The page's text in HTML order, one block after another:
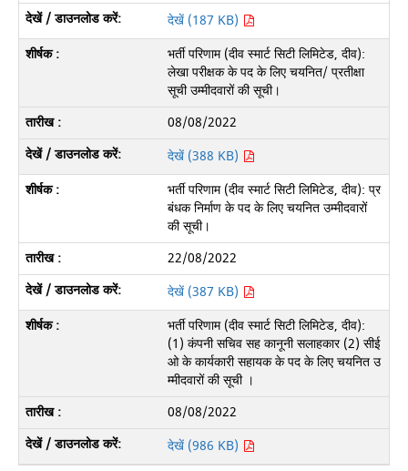
देखें (187 KB)
भर्ती परिणाम (दीव स्मार्ट सिटी लिमिटेड, दीव):
लेखा परीक्षक के पद के लिए चयनित/ प्रतीक्षा
सूची उम्मीदवारों की सूची।
08/08/2022
देखें (388 KB)
भर्ती परिणाम (दीव स्मार्ट सिटी लिमिटेड, दीव): प्र
बंधक निर्माण के पद के लिए चयनित उम्मीदवारों
की सूची।
22/08/2022
देखें (387 KB)
भर्ती परिणाम (दीव स्मार्ट सिटी लिमिटेड, दीव):
(1) कंपनी सचिव सह कानूनी सलाहकार (2) सीई
ओ के कार्यकारी सहायक के पद के लिए चयनित उ
म्मीदवारों की सूची ।
08/08/2022
देखें (986 KB)